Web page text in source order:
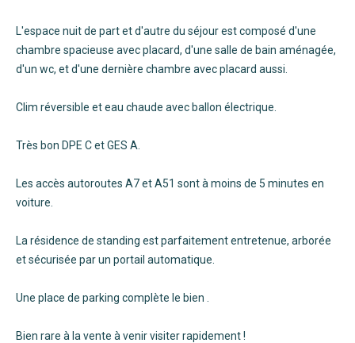
L'espace nuit de part et d'autre du séjour est composé d'une
chambre spacieuse avec placard, d'une salle de bain aménagée,
d'un wc, et d'une dernière chambre avec placard aussi.
Clim réversible et eau chaude avec ballon électrique.
Très bon DPE C et GES A.
Les accès autoroutes A7 et A51 sont à moins de 5 minutes en
voiture.
La résidence de standing est parfaitement entretenue, arborée
et sécurisée par un portail automatique.
Une place de parking complète le bien .
Bien rare à la vente à venir visiter rapidement !